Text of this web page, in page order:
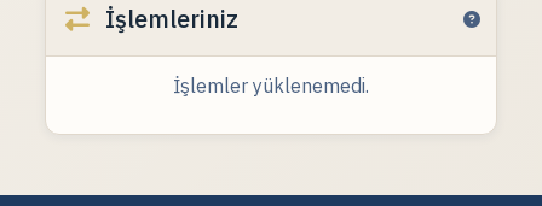
İşlemleriniz
İşlemler yüklenemedi.